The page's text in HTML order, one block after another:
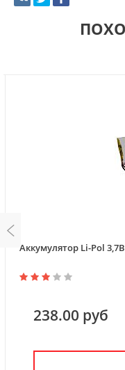
Аккумулятор Li-Pol
238.00 руб